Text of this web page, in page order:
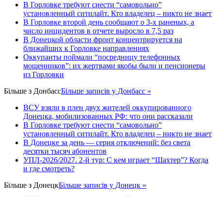
В Горловке требуют снести “самовольно”
установленный ситилайт. Кто владелец – никто не знает
В Горловке второй день сообщают о 3-х раненых, а
число инцидентов в отчете выросло в 7,5 раз
В Донецкой области фронт концентрируется на
ближайших к Горловке направлениях
Оккупанты поймали “посредницу телефонных
мошенников”: их жертвами якобы были и пенсионеры
из Горловки
Більше з ДонбассБільше записів у Донбасс »
ВСУ взяли в плен двух жителей оккупированного
Донецка, мобилизованных РФ: что они рассказали
В Горловке требуют снести “самовольно”
установленный ситилайт. Кто владелец – никто не знает
В Донецке за день — серия отключений: без света
десятки тысяч абонентов
УПЛ-2026/2027. 2-й тур: С кем играет “Шахтер”? Когда
и где смотреть?
Більше з ДонецкБільше записів у Донецк »